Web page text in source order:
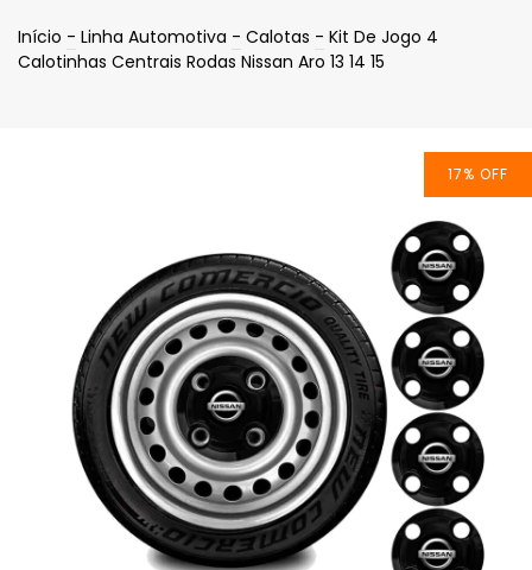
Início - Linha Automotiva - Calotas - Kit De Jogo 4
Calotinhas Centrais Rodas Nissan Aro 13 14 15
17% OFF